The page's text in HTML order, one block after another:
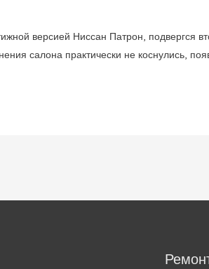
версией Ниссан Патрон, подвергся
салона практически не коснулись,